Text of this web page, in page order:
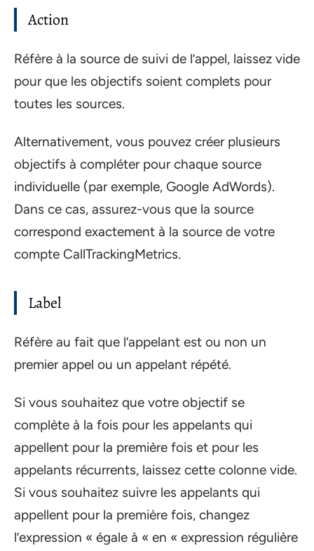
Action
Réfère à la source de suivi de l’appel, laissez vide
pour que les objectifs soient complets pour
toutes les sources.
Alternativement, vous pouvez créer plusieurs
objectifs à compléter pour chaque source
individuelle (par exemple, Google AdWords).
Dans ce cas, assurez-vous que la source
correspond exactement à la source de votre
compte CallTrackingMetrics.
Label
Réfère au fait que l’appelant est ou non un
premier appel ou un appelant répété.
Si vous souhaitez que votre objectif se
complète à la fois pour les appelants qui
appellent pour la première fois et pour les
appelants récurrents, laissez cette colonne vide.
Si vous souhaitez suivre les appelants qui
appellent pour la première fois, changez
l’expression « égale à « en « expression régulière